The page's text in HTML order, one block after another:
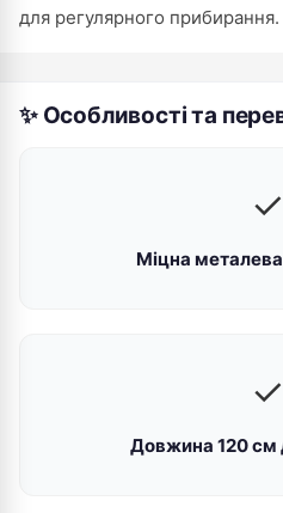
для регулярного прибирання.
✨ Особливості та
✓
Міцна
✓
Довжина 120 см